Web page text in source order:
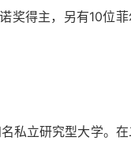
奖得主，另有10位菲
私立研究型大学。